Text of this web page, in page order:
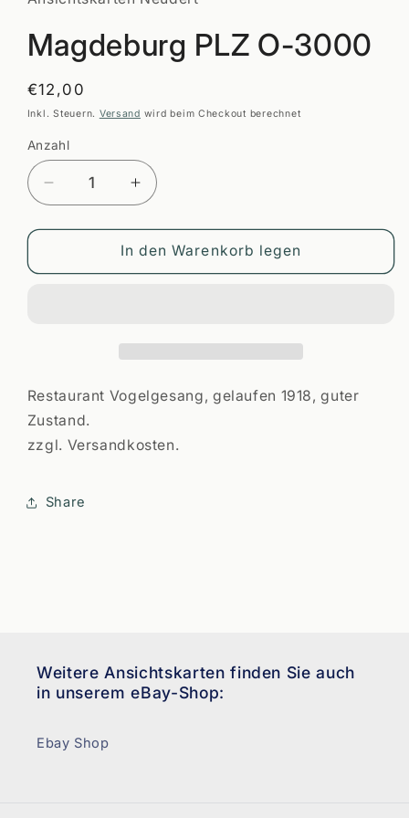
öffnen
Magdeburg PLZ O-3000
Normaler
Preis
€12,00
Inkl. Steuern. Versand wird beim Checkout berechnet
Anzahl
Anzahl
Verringere
die
Menge
Magdeburg
Erhöhe
die
Menge
für
Magdeburg
In den Warenkorb legen
Restaurant Vogelgesang, gelaufen 1918, guter
Zustand.
zzgl. Versandkosten.
Share
Weitere Ansichtskarten finden Sie auch
in unserem eBay-Shop:
Ebay Shop